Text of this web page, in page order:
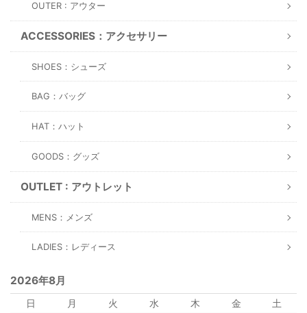
OUTER : アウター
ACCESSORIES：アクセサリー
SHOES：シューズ
BAG：バッグ
HAT：ハット
GOODS：グッズ
OUTLET : アウトレット
MENS：メンズ
LADIES：レディース
2026年8月
日 月 火 水 木 金
土